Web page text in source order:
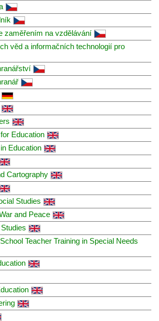
zaměřením na vzdělávání
věd a informačních technologií pro
Education
Education
Cartography
Studies
and Peace
Teacher Training in Special Needs